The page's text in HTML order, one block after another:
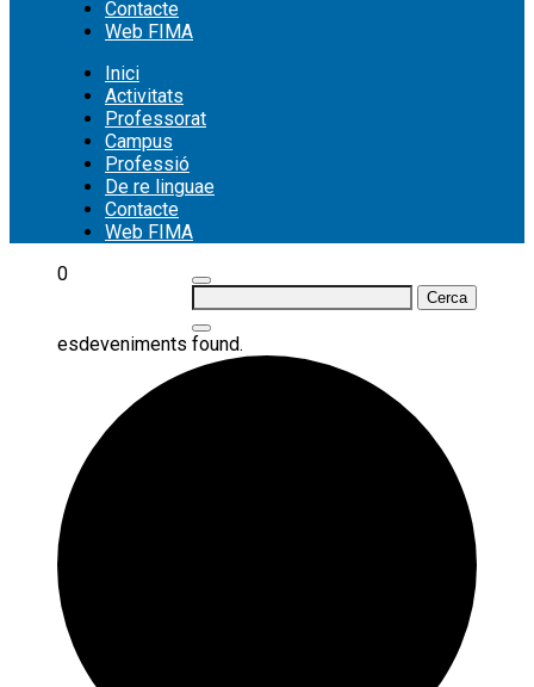
Contacte
Web FIMA
Inici
Activitats
Professorat
Campus
Professió
De re linguae
Contacte
Web FIMA
Cerca:
0
esdeveniments found.